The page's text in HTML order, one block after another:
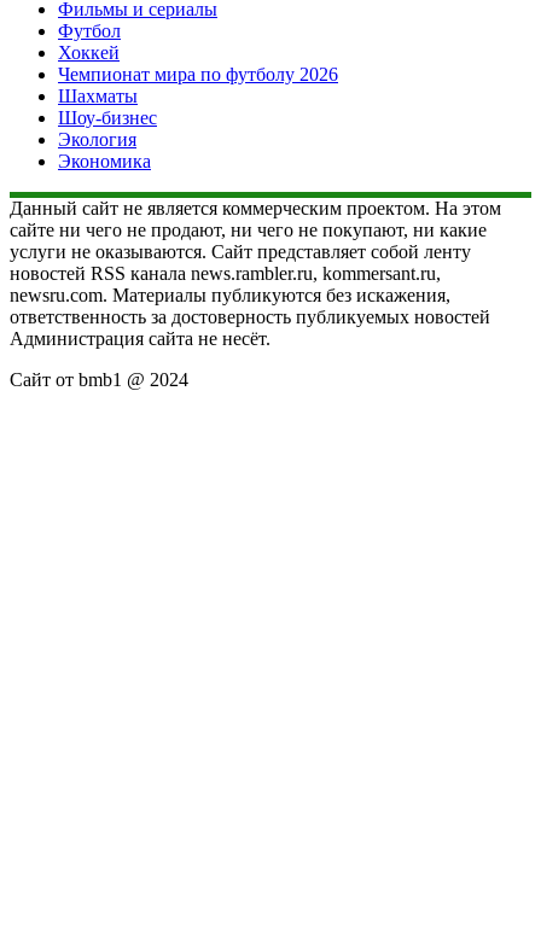
Фильмы и сериалы
Футбол
Хоккей
Чемпионат мира по футболу 2026
Шахматы
Шоу-бизнес
Экология
Экономика
Данный сайт не является коммерческим проектом. На этом
сайте ни чего не продают, ни чего не покупают, ни какие
услуги не оказываются. Сайт представляет собой ленту
новостей RSS канала news.rambler.ru, kommersant.ru,
newsru.com. Материалы публикуются без искажения,
ответственность за достоверность публикуемых новостей
Администрация сайта не несёт.
Сайт от bmb1 @ 2024